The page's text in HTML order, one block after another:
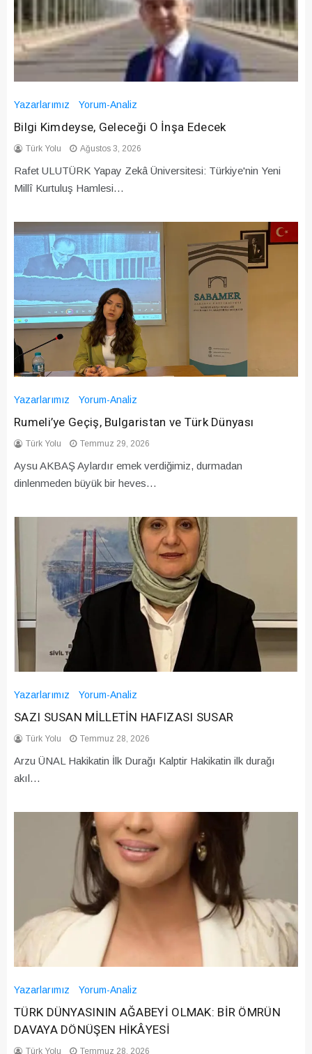
Yazarlarımız Yorum-Analiz
Bilgi Kimdeyse, Geleceği O İnşa Edecek
Türk Yolu Ağustos 3, 2026
Rafet ULUTÜRK Yapay Zekâ Üniversitesi: Türkiye'nin Yeni
Millî Kurtuluş Hamlesi…
Yazarlarımız Yorum-Analiz
Rumeli’ye Geçiş, Bulgaristan ve Türk Dünyası
Türk Yolu Temmuz 29, 2026
Aysu AKBAŞ Aylardır emek verdiğimiz, durmadan
dinlenmeden büyük bir heves…
Yazarlarımız Yorum-Analiz
SAZI SUSAN MİLLETİN HAFIZASI SUSAR
Türk Yolu Temmuz 28, 2026
Arzu ÜNAL Hakikatin İlk Durağı Kalptir Hakikatin ilk durağı
akıl…
Yazarlarımız Yorum-Analiz
TÜRK DÜNYASININ AĞABEYİ OLMAK: BİR ÖMRÜN
DAVAYA DÖNÜŞEN HİKÂYESİ
Türk Yolu Temmuz 28, 2026